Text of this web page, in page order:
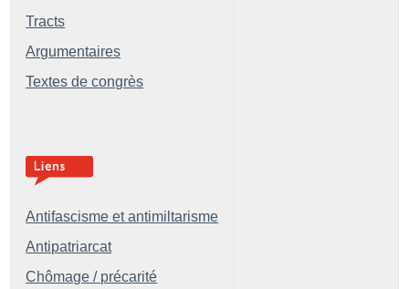
Tracts
Argumentaires
Textes de congrès
Antifascisme et antimiltarisme
Antipatriarcat
Chômage / précarité